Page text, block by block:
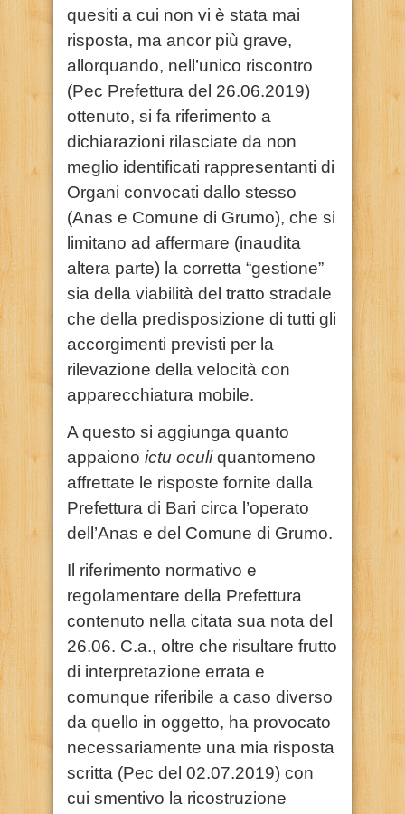
quesiti a cui non vi è stata mai
risposta, ma ancor più grave,
allorquando, nell’unico riscontro
(Pec Prefettura del 26.06.2019)
ottenuto, si fa riferimento a
dichiarazioni rilasciate da non
meglio identificati rappresentanti di
Organi convocati dallo stesso
(Anas e Comune di Grumo), che si
limitano ad affermare (inaudita
altera parte) la corretta “gestione”
sia della viabilità del tratto stradale
che della predisposizione di tutti gli
accorgimenti previsti per la
rilevazione della velocità con
apparecchiatura mobile.
A questo si aggiunga quanto
appaiono ictu oculiquantomeno
affrettate le risposte fornite dalla
Prefettura di Bari circa l’operato
dell’Anas e del Comune di Grumo.
Il riferimento normativo e
regolamentare della Prefettura
contenuto nella citata sua nota del
26.06. C.a., oltre che risultare frutto
di interpretazione errata e
comunque riferibile a caso diverso
da quello in oggetto, ha provocato
necessariamente una mia risposta
scritta (Pec del 02.07.2019) con
cui smentivo la ricostruzione